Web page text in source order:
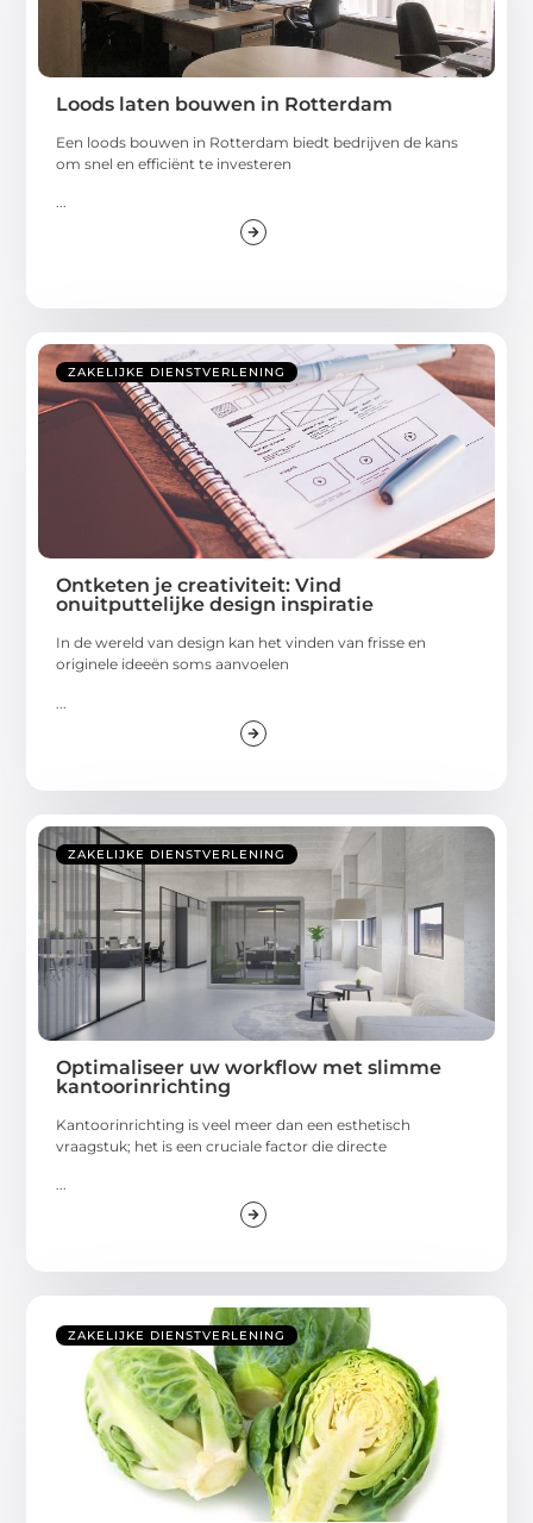
Loods laten bouwen in Rotterdam
Een loods bouwen in Rotterdam biedt bedrijven de kans
om snel en efficiënt te investeren
...
ZAKELIJKE DIENSTVERLENING
Ontketen je creativiteit: Vind
onuitputtelijke design inspiratie
In de wereld van design kan het vinden van frisse en
originele ideeën soms aanvoelen
ZAKELIJKE DIENSTVERLENING
Optimaliseer uw workflow met slimme
kantoorinrichting
Kantoorinrichting is veel meer dan een esthetisch
vraagstuk; het is een cruciale factor die directe
...
ZAKELIJKE DIENSTVERLENING